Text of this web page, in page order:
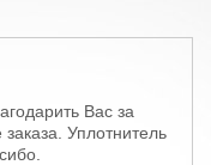
Вас за
Уплотнитель